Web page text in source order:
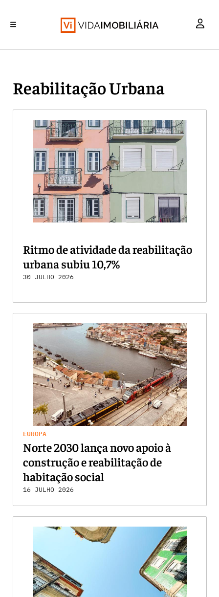
Reabilitação Urbana
Ritmo de atividade da reabilitação
urbana subiu 10,7%
30 JULHO 2026
EUROPA
Norte 2030 lança novo apoio à
construção e reabilitação de
habitação social
16 JULHO 2026